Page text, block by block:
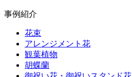
事例紹介
花束
アレンジメント花
観葉植物
胡蝶蘭